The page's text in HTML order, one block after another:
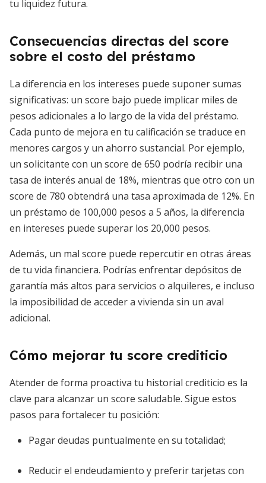
tu liquidez futura.
Consecuencias directas del score
sobre el costo del préstamo
La diferencia en los intereses puede suponer sumas
significativas: un score bajo puede implicar miles de
pesos adicionales a lo largo de la vida del préstamo.
Cada punto de mejora en tu calificación se traduce en
menores cargos y un ahorro sustancial. Por ejemplo,
un solicitante con un score de 650 podría recibir una
tasa de interés anual de 18%, mientras que otro con un
score de 780 obtendrá una tasa aproximada de 12%. En
un préstamo de 100,000 pesos a 5 años, la diferencia
en intereses puede superar los 20,000 pesos.
Además, un mal score puede repercutir en otras áreas
de tu vida financiera. Podrías enfrentar depósitos de
garantía más altos para servicios o alquileres, e incluso
la imposibilidad de acceder a vivienda sin un aval
adicional.
Cómo mejorar tu score crediticio
Atender de forma proactiva tu historial crediticio es la
clave para alcanzar un score saludable. Sigue estos
pasos para fortalecer tu posición:
Pagar deudas puntualmente en su totalidad;
Reducir el endeudamiento y preferir tarjetas con